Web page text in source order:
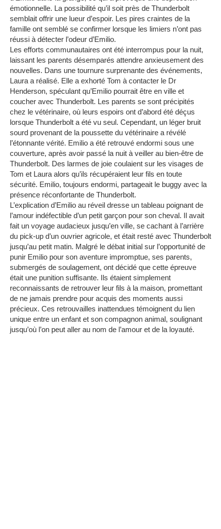
émotionnelle. La possibilité qu’il soit près de Thunderbolt
semblait offrir une lueur d’espoir. Les pires craintes de la
famille ont semblé se confirmer lorsque les limiers n’ont pas
réussi à détecter l’odeur d’Emilio.
Les efforts communautaires ont été interrompus pour la nuit,
laissant les parents désemparés attendre anxieusement des
nouvelles. Dans une tournure surprenante des événements,
Laura a réalisé. Elle a exhorté Tom à contacter le Dr
Henderson, spéculant qu’Emilio pourrait être en ville et
coucher avec Thunderbolt. Les parents se sont précipités
chez le vétérinaire, où leurs espoirs ont d’abord été déçus
lorsque Thunderbolt a été vu seul. Cependant, un léger bruit
sourd provenant de la poussette du vétérinaire a révélé
l’étonnante vérité. Emilio a été retrouvé endormi sous une
couverture, après avoir passé la nuit à veiller au bien-être de
Thunderbolt. Des larmes de joie coulaient sur les visages de
Tom et Laura alors qu’ils récupéraient leur fils en toute
sécurité. Emilio, toujours endormi, partageait le buggy avec la
présence réconfortante de Thunderbolt.
L’explication d’Emilio au réveil dresse un tableau poignant de
l’amour indéfectible d’un petit garçon pour son cheval. Il avait
fait un voyage audacieux jusqu’en ville, se cachant à l’arrière
du pick-up d’un ouvrier agricole, et était resté avec Thunderbolt
jusqu’au petit matin. Malgré le débat initial sur l’opportunité de
punir Emilio pour son aventure impromptue, ses parents,
submergés de soulagement, ont décidé que cette épreuve
était une punition suffisante. Ils étaient simplement
reconnaissants de retrouver leur fils à la maison, promettant
de ne jamais prendre pour acquis des moments aussi
précieux. Ces retrouvailles inattendues témoignent du lien
unique entre un enfant et son compagnon animal, soulignant
jusqu’où l’on peut aller au nom de l’amour et de la loyauté.